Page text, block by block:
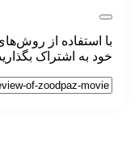
استفاده از روش‌های زیر
به اشتراک بگذارید.